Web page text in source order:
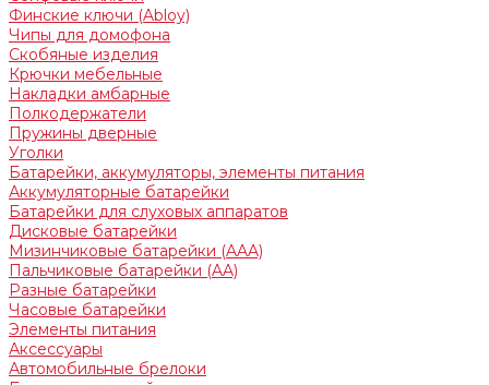
Финские ключи (Abloy)
Чипы для домофона
Скобяные изделия
Крючки мебельные
Накладки амбарные
Полкодержатели
Пружины дверные
Уголки
Батарейки, аккумуляторы, элементы питания
Аккумуляторные батарейки
Батарейки для слуховых аппаратов
Дисковые батарейки
Мизинчиковые батарейки (AAA)
Пальчиковые батарейки (AA)
Разные батарейки
Часовые батарейки
Элементы питания
Аксессуары
Автомобильные брелоки